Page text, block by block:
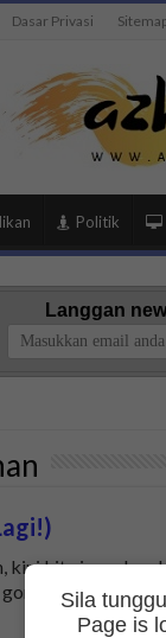
Dasar Privasi
Politik
Langgan
kini kita jenguk
nya. …
Sila
Page is